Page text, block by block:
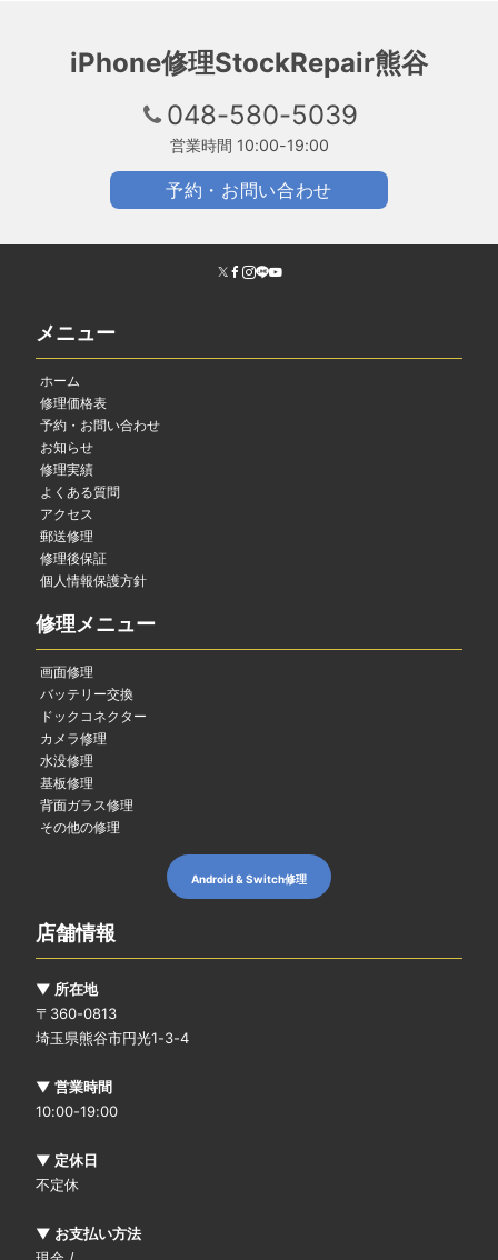
iPhone修理StockRepair熊谷
048-580-5039
営業時間 10:00-19:00
予約・お問い合わせ
メニュー
ホーム
修理価格表
予約・お問い合わせ
お知らせ
修理実績
よくある質問
アクセス
郵送修理
修理後保証
個人情報保護方針
修理メニュー
画面修理
バッテリー交換
ドックコネクター
カメラ修理
水没修理
基板修理
背面ガラス修理
その他の修理
Android & Switch修理
店舗情報
▼ 所在地
〒360-0813
埼玉県熊谷市円光1-3-4
▼ 営業時間
10:00-19:00
▼ 定休日
不定休
▼ お支払い方法